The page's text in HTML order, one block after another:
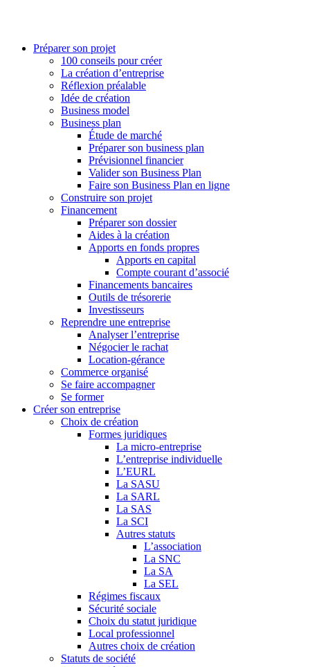
Préparer son projet
100 conseils pour créer
La création d’entreprise
Réflexion préalable
Idée de création
Business model
Business plan
Étude de marché
Préparer son business plan
Prévisionnel financier
Valider son Business Plan
Faire son Business Plan en ligne
Construire son projet
Financement
Préparer son dossier
Aides à la création
Apports en fonds propres
Apports en capital
Compte courant d’associé
Financements bancaires
Outils de trésorerie
Investisseurs
Reprendre une entreprise
Analyser l’entreprise
Négocier le rachat
Location-gérance
Commerce organisé
Se faire accompagner
Se former
Créer son entreprise
Choix de création
Formes juridiques
La micro-entreprise
L’entreprise individuelle
L’EURL
La SASU
La SARL
La SAS
La SCI
Autres statuts
L’association
La SNC
La SA
La SEL
Régimes fiscaux
Sécurité sociale
Choix du statut juridique
Local professionnel
Autres choix de création
Statuts de société